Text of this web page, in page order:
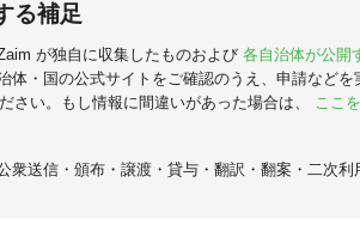
る補足
が独自に収集したものおよび 各自治体が公開
体・国の公式サイトをご確認のうえ、申請など
さい。もし情報に間違いがあった場合は、 ここ
衆送信・頒布・譲渡・貸与・翻訳・翻案・二次利